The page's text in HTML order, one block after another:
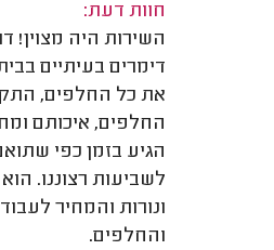
חוות דעת:
השירות היה מצוין!
דימרים בעיתיים
את כל החלפים,
החלפים, איכותם
הגיע בזמן כפי
לשביעות רצוננו.
ונורות והמחיר
והחלפים.